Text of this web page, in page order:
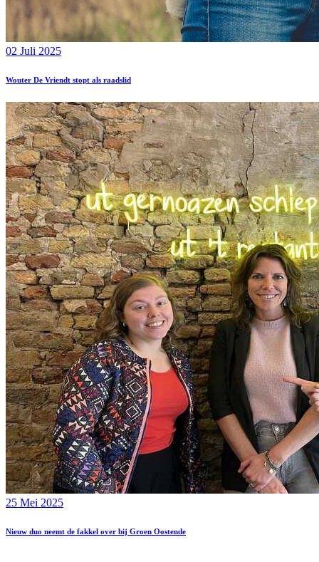
02 Juli 2025
Wouter De Vriendt stopt als raadslid
25 Mei 2025
Nieuw duo neemt de fakkel over bij Groen Oostende